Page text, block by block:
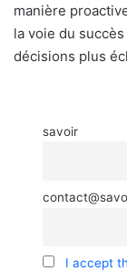
manière
la voie du
décisions plus
savoir
I accept